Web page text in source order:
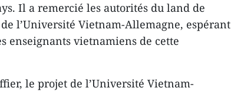
Il a remercié les autorités du land de
l’Université Vietnam-Allemagne, espérant
enseignants vietnamiens de cette
le projet de l’Université Vietnam-